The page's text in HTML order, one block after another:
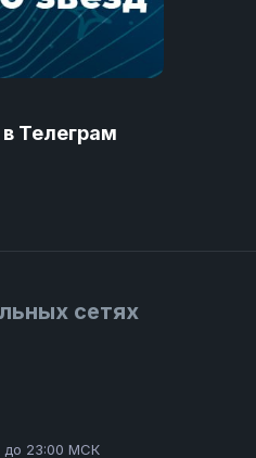
Телеграм
сетях
до 23:00 МСК